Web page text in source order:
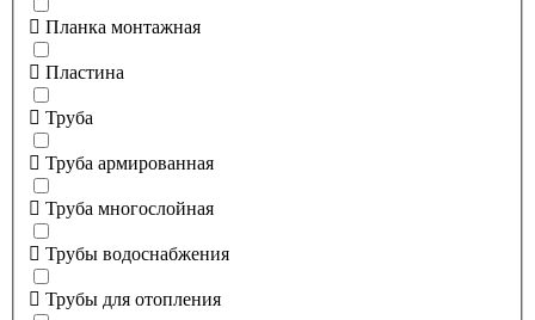
Планка монтажная
Пластина
Труба
Труба армированная
Труба многослойная
Трубы водоснабжения
Трубы для отопления